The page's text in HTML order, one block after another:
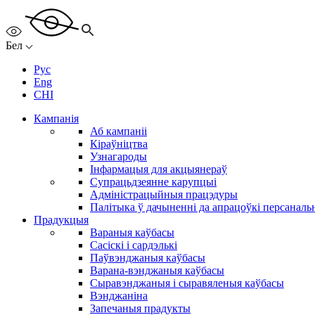
Бел
Рус
Eng
CHI
Кампанія
Аб кампаніі
Кіраўніцтва
Узнагароды
Інфармацыя для акцыянераў
Супрацьдзеянне карупцыі
Адміністрацыйныя працэдуры
Палітыка ў дачыненні да апрацоўкі
Прадукцыя
Вараныя каўбасы
Сасіскі і сардэлькі
Паўвэнджаныя каўбасы
Варана-вэнджаныя каўбасы
Сыравэнджаныя і сыравяленыя каўбасы
Вэнджаніна
Запечаныя прадукты